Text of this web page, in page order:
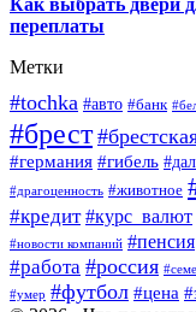
переплаты
Метки
#tochka #авто #банк
#брест
#германия #гибель
#драгоценность #животное
#кредит #курс_валют
#новости компаний #пенсия
#работа #россия
#умер #футбол #цена